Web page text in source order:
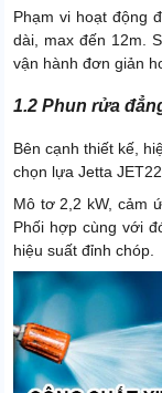
Phạm vi hoạt động
dài, max đến 12m.
vận hành đơn giản
1.2 Phun rửa
Bên cạnh thiết kế,
chọn lựa Jetta
Mô tơ 2,2 kW, cảm
Phối hợp cùng với
hiệu suất đỉnh chóp.